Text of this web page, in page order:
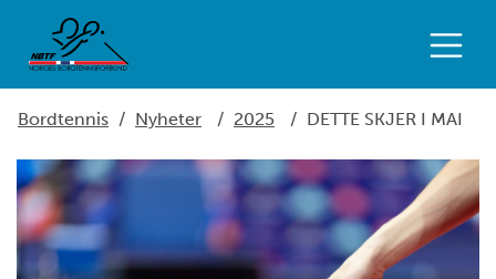
Bordtennis / Nyheter / 2025 / DETTE SKJER I MAI